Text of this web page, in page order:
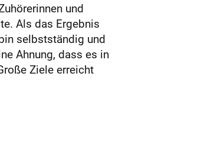
und
Als das Ergebnis
selbstständig und
Ahnung, dass es in
Ziele erreicht